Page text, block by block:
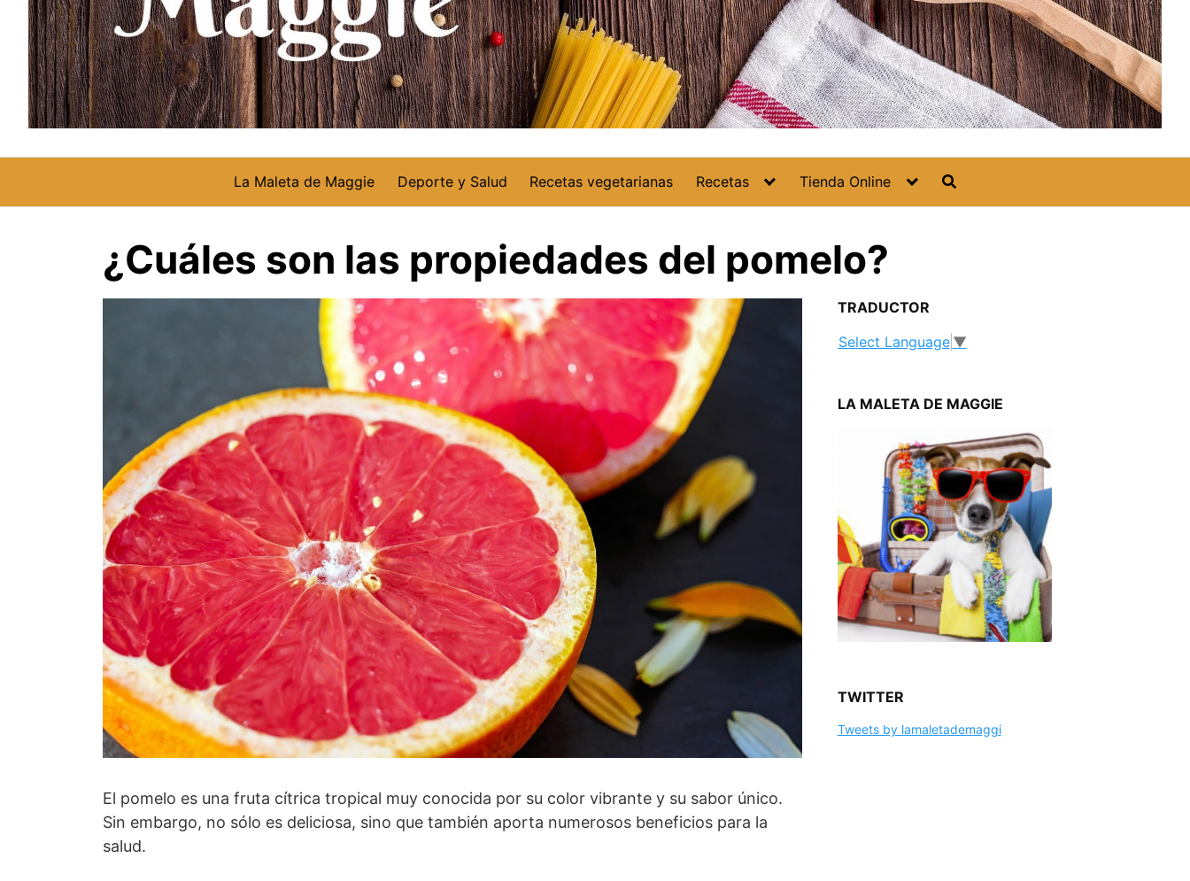
La Maleta de Maggie Deporte y Salud Recetas vegetarianas Recetas Tienda Online
¿Cuáles son las propiedades del pomelo?
El pomelo es una fruta cítrica tropical muy conocida por su color vibrante y su sabor único.
Sin embargo, no sólo es deliciosa, sino que también aporta numerosos beneficios para la
salud.
TRADUCTOR
Select Language ▼
LA MALETA DE MAGGIE
TWITTER
Tweets by lamaletademaggi